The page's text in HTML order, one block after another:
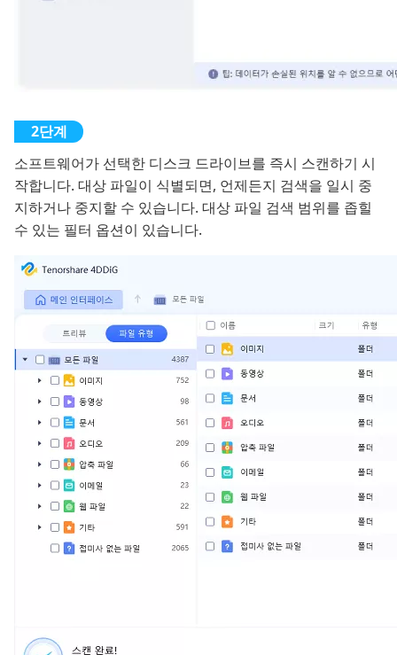
소프트웨어가 선택한 디스크 드라이브를 즉시 스캔하기 시
작합니다. 대상 파일이 식별되면, 언제든지 검색을 일시 중
지하거나 중지할 수 있습니다. 대상 파일 검색 범위를 좁힐
수 있는 필터 옵션이 있습니다.